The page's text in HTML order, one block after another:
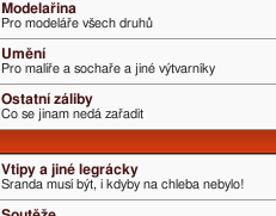
Modelařina
Pro modeláře všech druhů
Umění
Pro malíře a sochaře a jiné výtvarníky
Ostatní záliby
Co se jinam nedá zařadit
Vtipy a jiné legrácky
Sranda musí být, i kdyby na chleba nebylo!